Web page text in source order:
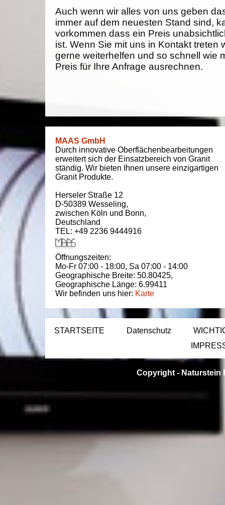
Auch wenn wir alles von uns geben
immer auf dem neuesten Stand sind,
vorkommen dass ein Preis
ist. Wenn Sie mit uns in Kontakt treten
gerne weiterhelfen und so schnell wie
Preis für Ihre Anfrage ausrechnen.
MAAS GmbH
Durch innovative Oberflächenbearbeitungen
erweitert sich der Einsatzbereich von Granit
ständig. Wir bieten Ihnen unsere einzigartigen
Granit Produkte.
Herseler Straße 12
D-50389 Wesseling,
zwischen Köln und Bonn,
Deutschland
TEL: +49 2236 9444916
Öffnungszeiten:
Mo-Fr 07:00 - 18:00, Sa 07:00 - 14:00
Geographische Breite: 50.80425,
Geographische Länge: 6.99411
Wir befinden uns hier: Karte
STARTSEITE Datenschutz
Copyright - Naturstein